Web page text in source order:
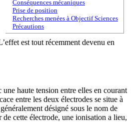
Conséquences mécaniques
Prise de position
Recherches menées à Objectif Sciences
Précautions
est tout récemment devenu en
haute tension entre elles en courant
entre les deux électrodes se situe à
désigné sous le nom de
cette électrode, une ionisation a lieu,